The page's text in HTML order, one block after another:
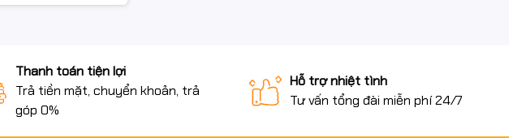
Thanh toán tiện lợi
Trả tiền mặt, chuyển khoản, trả
góp 0%
Hỗ trợ nhiệt tình
Tư vấn tổng đài miễn phí 24/7